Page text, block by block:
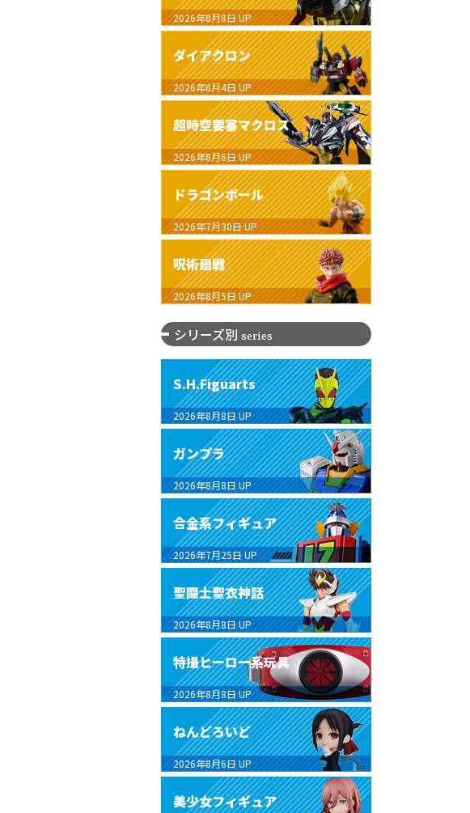
2026年8月8日 UP
ダイアクロン
2026年8月4日 UP
超時空要塞マクロス
2026年8月6日 UP
ドラゴンボール
2026年7月30日 UP
呪術廻戦
2026年8月5日 UP
シリーズ別 series
S.H.Figuarts
2026年8月8日 UP
ガンプラ
2026年8月8日 UP
合金系フィギュア
2026年7月25日 UP
聖闘士聖衣神話
2026年8月8日 UP
特撮ヒーロー系玩具
2026年8月8日 UP
ねんどろいど
2026年8月6日 UP
美少女フィギュア